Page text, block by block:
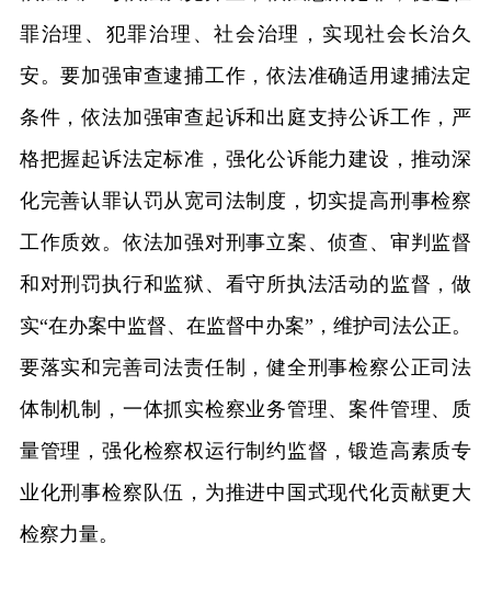
罪治理、犯罪治理、社会治理，实现社会长治久
安。要加强审查逮捕工作，依法准确适用逮捕法定
条件，依法加强审查起诉和出庭支持公诉工作，严
格把握起诉法定标准，强化公诉能力建设，推动深
化完善认罪认罚从宽司法制度，切实提高刑事检察
工作质效。依法加强对刑事立案、侦查、审判监督
和对刑罚执行和监狱、看守所执法活动的监督，做
实“在办案中监督、在监督中办案”，维护司法公正。
要落实和完善司法责任制，健全刑事检察公正司法
体制机制，一体抓实检察业务管理、案件管理、质
量管理，强化检察权运行制约监督，锻造高素质专
业化刑事检察队伍，为推进中国式现代化贡献更大
检察力量。